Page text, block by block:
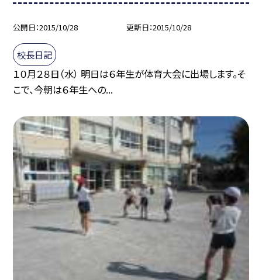
公開日 2015/10/28 更新日 2015/10/28
校長日記
１０月２８日（水） 明日は６年生が体育大会に出場します。そ
こで、今朝は６年生への...